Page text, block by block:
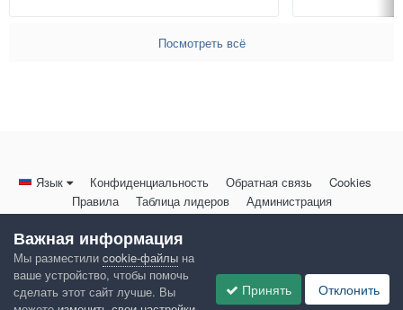
Посмотреть всё
Язык Конфиденциальность Обратная связь
Cookies
Правила
Таблица лидеров Администрация
Powered by Invision Community
Важная информация
Мы разместили cookie-файлы на
ваше устройство, чтобы помочь
сделать этот сайт лучше. Вы
Принять Отклонить